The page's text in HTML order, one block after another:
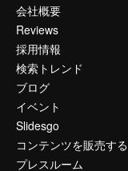
会社概要
Reviews
採用情報
検索トレンド
ブログ
イベント
Slidesgo
コンテンツを販売する
プレスルーム